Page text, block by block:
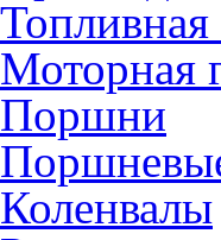
Топливная
Моторная
Поршни
Коленвалы